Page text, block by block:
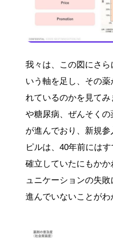
我々は、この図にさ
いう軸を足し、その
れているのかを見て
や糖尿病、ぜんそく
が進んでおり、新規
ピルは、40年前には
確立していたにもかか
ュニケーションの失
進んでいないことがわ